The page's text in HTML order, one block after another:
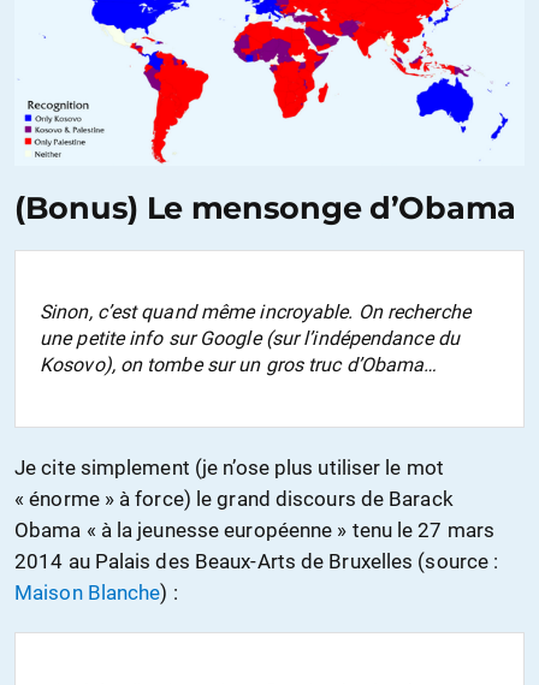
(Bonus) Le mensonge d’Obama
Sinon, c’est quand même incroyable. On recherche
une petite info sur Google (sur l’indépendance du
Kosovo), on tombe sur un gros truc d’Obama…
Je cite simplement (je n’ose plus utiliser le mot
« énorme » à force) le grand discours de Barack
Obama « à la jeunesse européenne » tenu le 27 mars
2014 au Palais des Beaux-Arts de Bruxelles (source :
Maison Blanche) :